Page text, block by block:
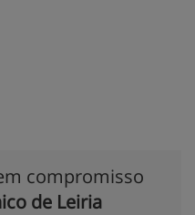
compromisso
de Leiria